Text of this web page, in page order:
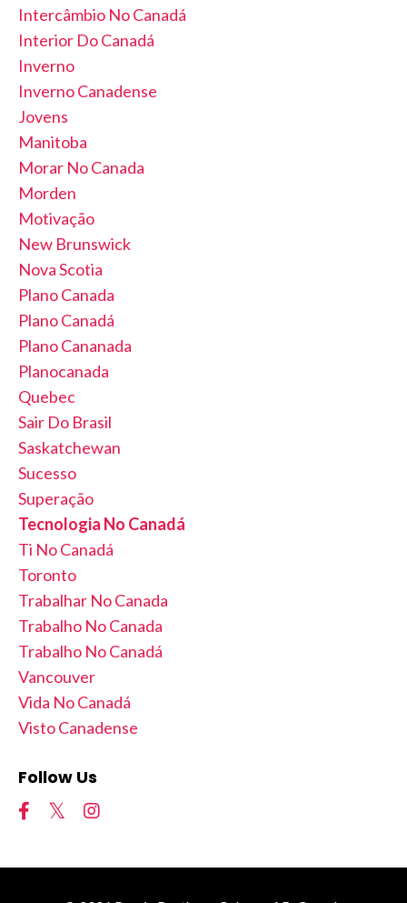
Intercâmbio No Canadá
Interior Do Canadá
Inverno
Inverno Canadense
Jovens
Manitoba
Morar No Canada
Morden
Motivação
New Brunswick
Nova Scotia
Plano Canada
Plano Canadá
Plano Cananada
Planocanada
Quebec
Sair Do Brasil
Saskatchewan
Sucesso
Superação
Tecnologia No Canadá
Ti No Canadá
Toronto
Trabalhar No Canada
Trabalho No Canada
Trabalho No Canadá
Vancouver
Vida No Canadá
Visto Canadense
Follow Us